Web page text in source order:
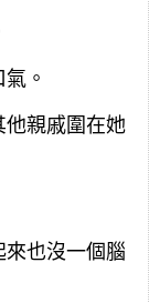
。
他親戚圍在她
來也沒一個腦